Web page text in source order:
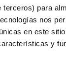
para
nos
en este
y